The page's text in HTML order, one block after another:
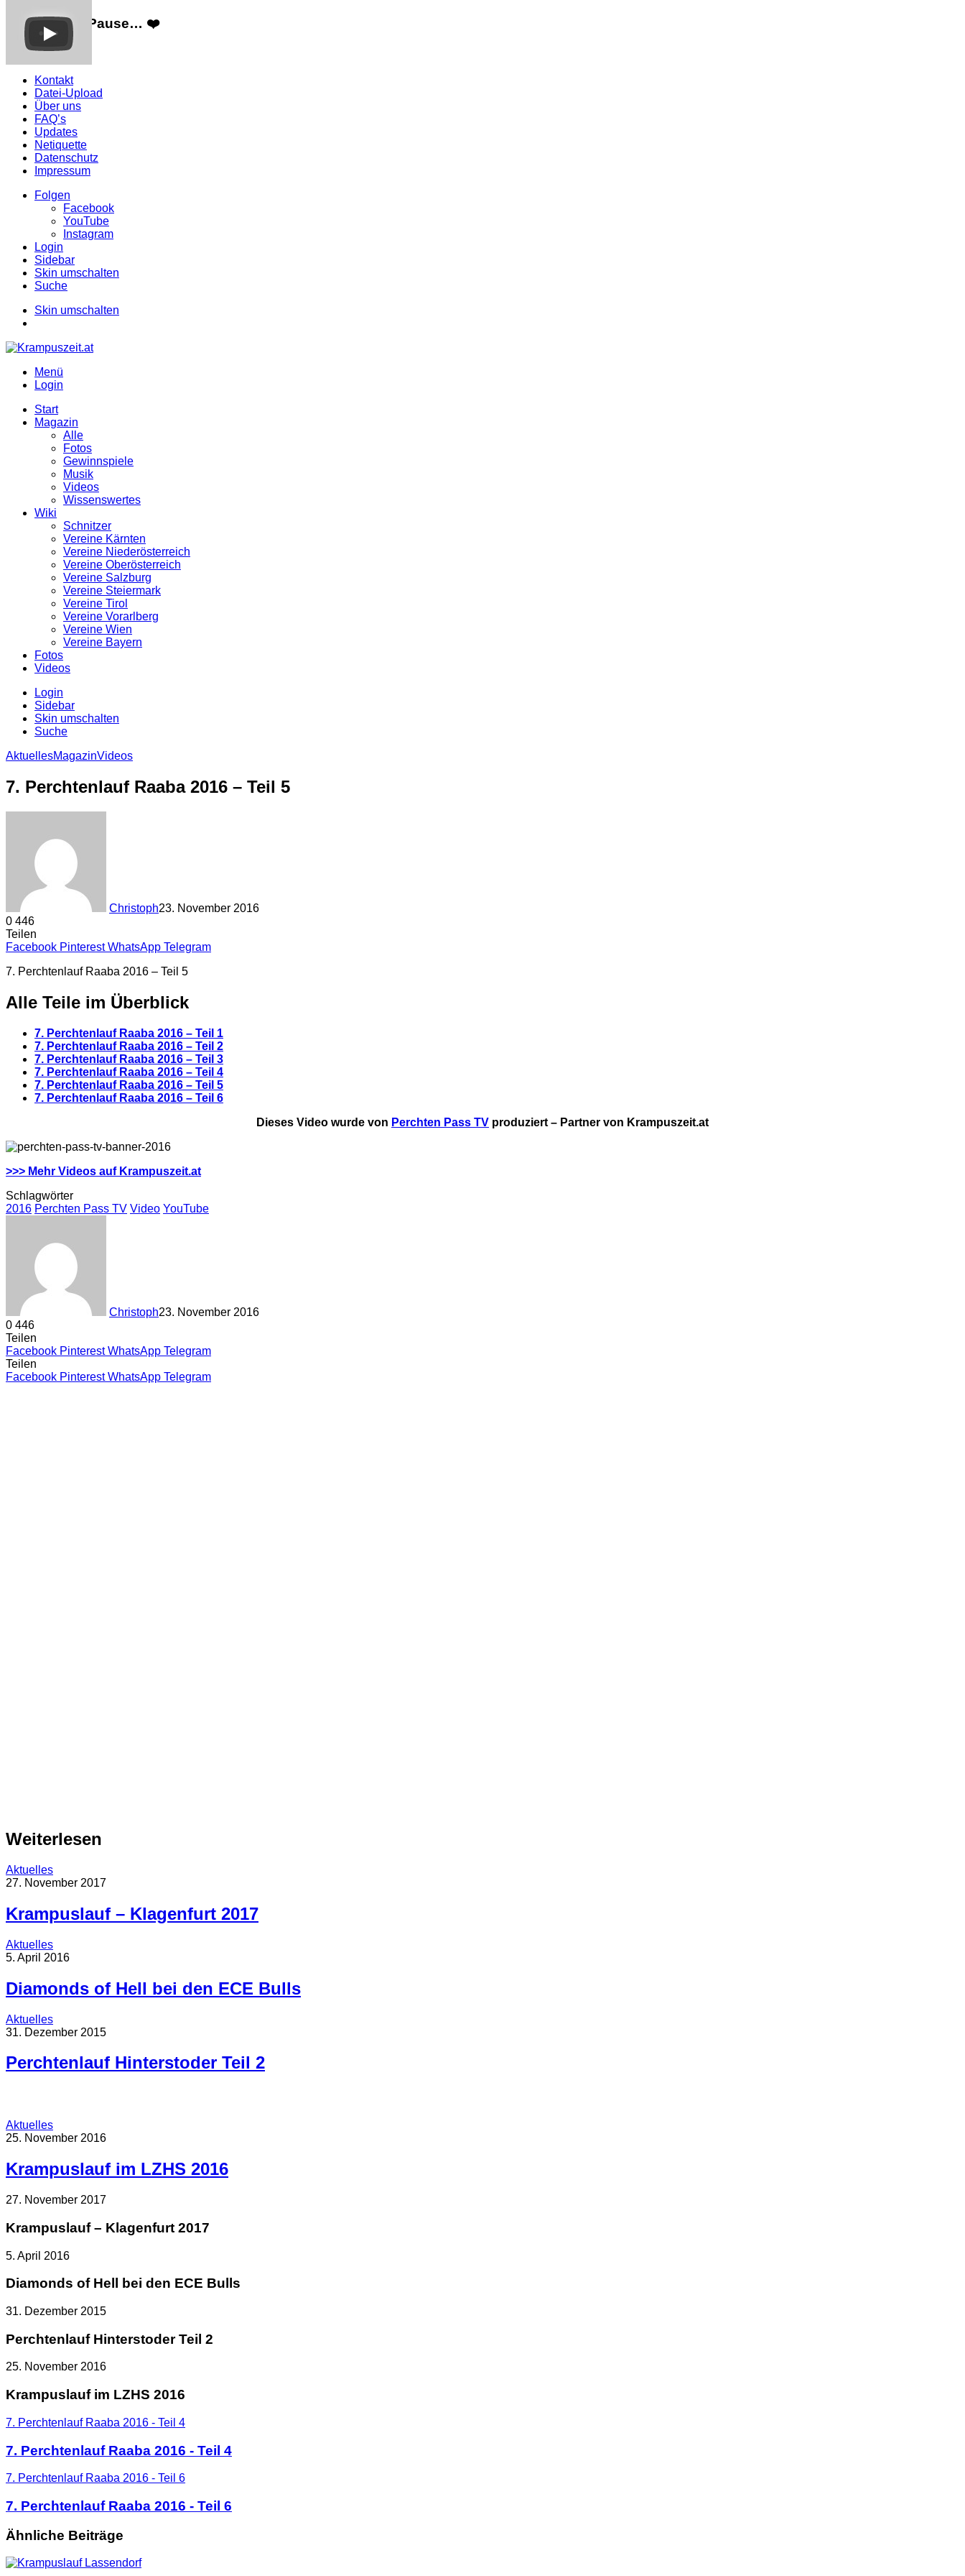
Wir machen Pause… ❤️
Kontakt
Datei-Upload
Über uns
FAQ’s
Updates
Netiquette
Datenschutz
Impressum
Folgen
Facebook
YouTube
Instagram
Login
Sidebar
Skin umschalten
Suche
Skin umschalten
Menü
Login
Start
Magazin
Alle
Fotos
Gewinnspiele
Musik
Videos
Wissenswertes
Wiki
Schnitzer
Vereine Kärnten
Vereine Niederösterreich
Vereine Oberösterreich
Vereine Salzburg
Vereine Steiermark
Vereine Tirol
Vereine Vorarlberg
Vereine Wien
Vereine Bayern
Fotos
Videos
Login
Sidebar
Skin umschalten
Suche
AktuellesMagazinVideos
7. Perchtenlauf Raaba 2016 – Teil 5
Christoph23. November 2016
0 446
Teilen
Facebook Pinterest WhatsApp Telegram
7. Perchtenlauf Raaba 2016 – Teil 5
Alle Teile im Überblick
7. Perchtenlauf Raaba 2016 – Teil 1
7. Perchtenlauf Raaba 2016 – Teil 2
7. Perchtenlauf Raaba 2016 – Teil 3
7. Perchtenlauf Raaba 2016 – Teil 4
7. Perchtenlauf Raaba 2016 – Teil 5
7. Perchtenlauf Raaba 2016 – Teil 6
Dieses Video wurde von Perchten Pass TV produziert – Partner von Krampuszeit.at
>>> Mehr Videos auf Krampuszeit.at
Schlagwörter
2016 Perchten Pass TV Video YouTube
Christoph23. November 2016
0 446
Teilen
Facebook Pinterest WhatsApp Telegram
Teilen
Facebook Pinterest WhatsApp Telegram
Weiterlesen
Aktuelles
27. November 2017
Krampuslauf – Klagenfurt 2017
Aktuelles
5. April 2016
Diamonds of Hell bei den ECE Bulls
Aktuelles
31. Dezember 2015
Perchtenlauf Hinterstoder Teil 2
Aktuelles
25. November 2016
Krampuslauf im LZHS 2016
27. November 2017
Krampuslauf – Klagenfurt 2017
5. April 2016
Diamonds of Hell bei den ECE Bulls
31. Dezember 2015
Perchtenlauf Hinterstoder Teil 2
25. November 2016
Krampuslauf im LZHS 2016
7. Perchtenlauf Raaba 2016 - Teil 4
7. Perchtenlauf Raaba 2016 - Teil 4
7. Perchtenlauf Raaba 2016 - Teil 6
7. Perchtenlauf Raaba 2016 - Teil 6
Ähnliche Beiträge